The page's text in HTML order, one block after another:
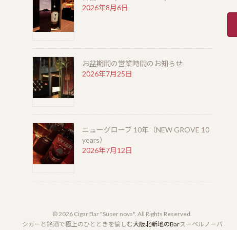
2026年8月6日
お盆期間の営業時間のお知らせ
2026年7月25日
ニューグローブ 10年（NEW GROVE 10
years）
2026年7月12日
© 2026 Cigar Bar "Super nova". All Rights Reserved.
シガーと銘酒で極上のひとときを愉しむ大阪北新地のBarスーペルノーバ